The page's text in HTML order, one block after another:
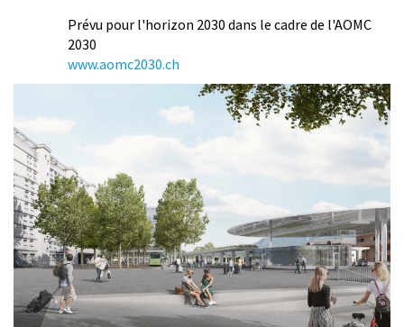
Prévu pour l'horizon 2030 dans le cadre de l'AOMC
2030
www.aomc2030.ch